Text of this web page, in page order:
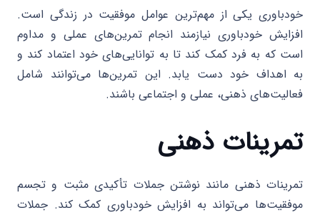
خودباوری یکی از مهم‌ترین عوامل موفقیت در زندگی است.
افزایش خودباوری نیازمند انجام تمرین‌های عملی و مداوم
است که به فرد کمک کند تا به توانایی‌های خود اعتماد کند و
به اهداف خود دست یابد. این تمرین‌ها می‌توانند شامل
فعالیت‌های ذهنی، عملی و اجتماعی باشند.
تمرینات ذهنی
تمرینات ذهنی مانند نوشتن جملات تأکیدی مثبت و تجسم
موفقیت‌ها می‌تواند به افزایش خودباوری کمک کند. جملات